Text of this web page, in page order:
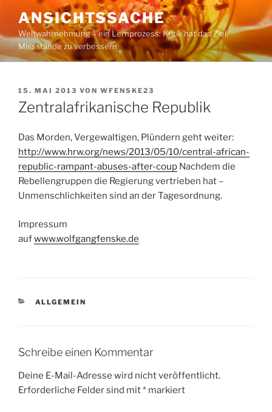
Inhalt
springen
ANSICHTSSACHE
Weltwahrnehmung – ein Lernprozess: Kritik hat das Ziel,
Missstände zu verbessern
VERÖFFENTLICHT
AM
15. MAI 2013 VON WFENSKE23
Zentralafrikanische Republik
Das Morden, Vergewaltigen, Plündern geht weiter:
http://www.hrw.org/news/2013/05/10/central-african-
republic-rampant-abuses-after-coup Nachdem die
Rebellengruppen die Regierung vertrieben hat –
Unmenschlichkeiten sind an der Tagesordnung.
Impressum
aufwww.wolfgangfenske.de
KATEGORIEN
ALLGEMEIN
Schreibe einen Kommentar
Deine E-Mail-Adresse wird nicht veröffentlicht.
Erforderliche Felder sind mit* markiert